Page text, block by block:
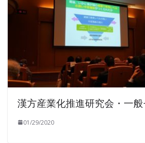
漢方産業化推進研究会・一
01/29/2020